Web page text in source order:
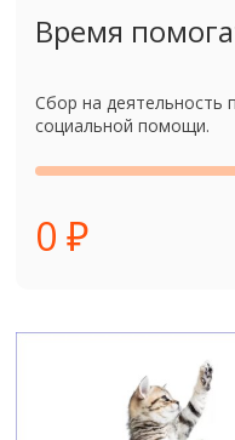
Время
Сбор на деятельность
социальной помощи.
0 ₽